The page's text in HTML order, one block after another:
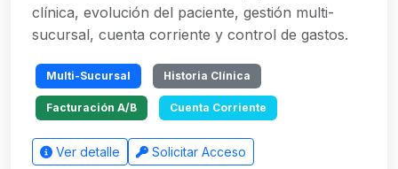
clínica, evolución del paciente, gestión multi-
sucursal, cuenta corriente y control de gastos.
Multi-Sucursal Historia Clínica
Facturación A/B Cuenta Corriente
Ver detalle Solicitar Acceso